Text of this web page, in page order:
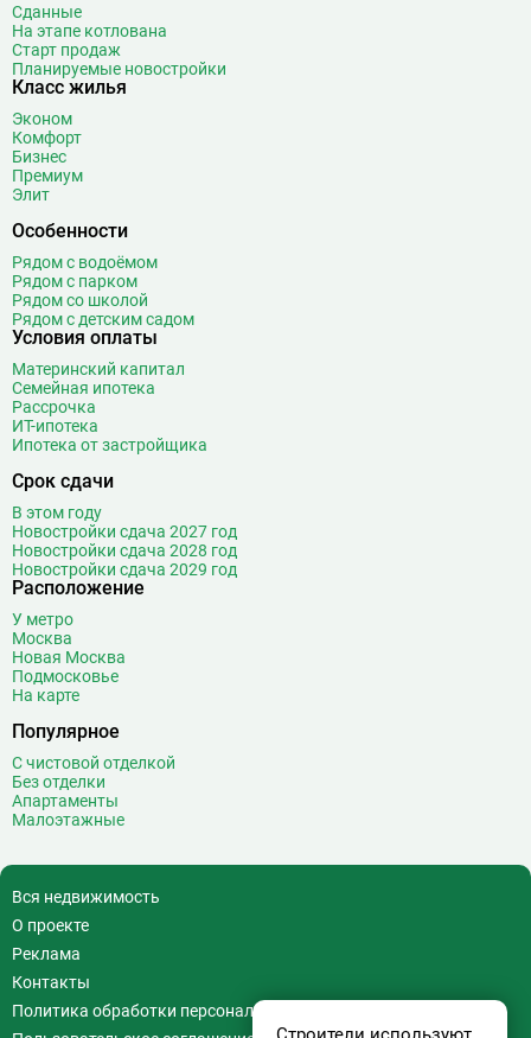
Сданные
На этапе котлована
Старт продаж
Планируемые новостройки
Класс жилья
Эконом
Комфорт
Бизнес
Премиум
Элит
Особенности
Рядом с водоёмом
Рядом с парком
Рядом со школой
Рядом с детским садом
Условия оплаты
Материнский капитал
Семейная ипотека
Рассрочка
ИТ-ипотека
Ипотека от застройщика
Срок сдачи
В этом году
Новостройки сдача 2027 год
Новостройки сдача 2028 год
Новостройки сдача 2029 год
Расположение
У метро
Москва
Новая Москва
Подмосковье
На карте
Популярное
С чистовой отделкой
Без отделки
Апартаменты
Малоэтажные
Вся недвижимость
О проекте
Реклама
Контакты
Политика обработки персональных данных